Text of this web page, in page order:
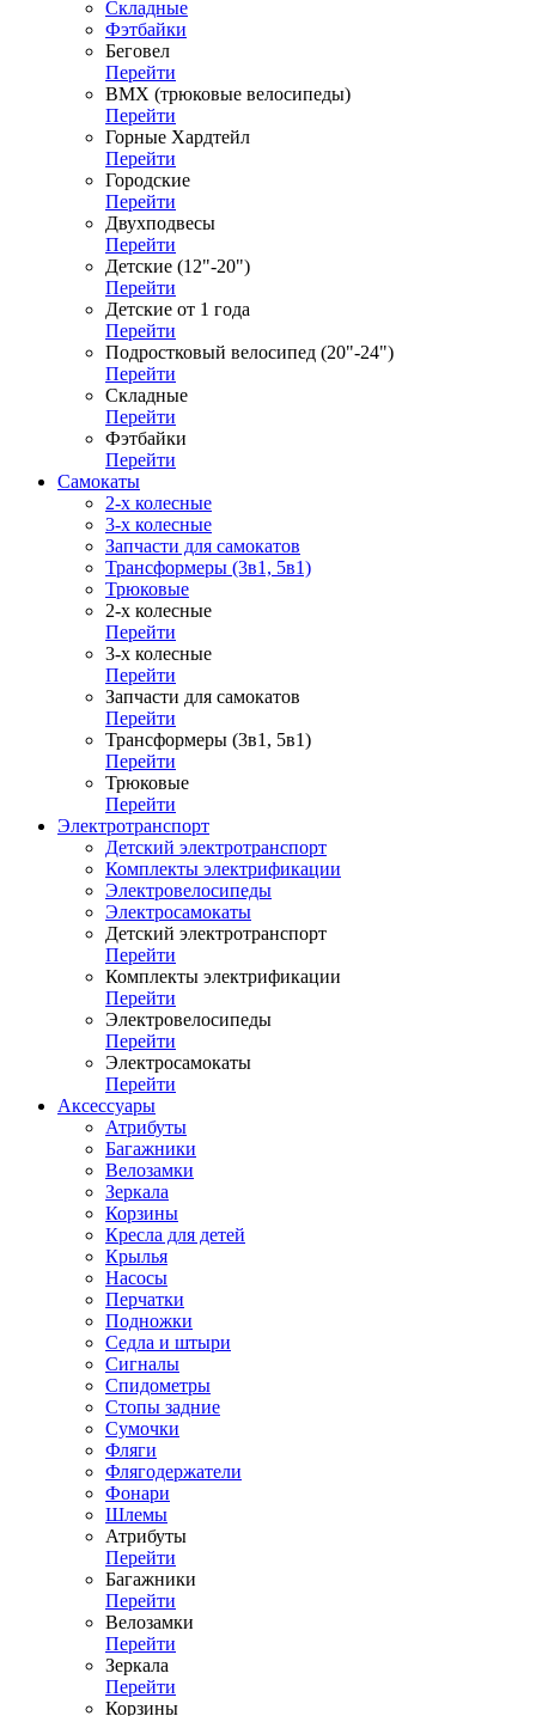
Складные
Фэтбайки
Беговел
Перейти
ВМХ (трюковые велосипеды)
Перейти
Горные Хардтейл
Перейти
Городские
Перейти
Двухподвесы
Перейти
Детские (12"-20")
Перейти
Детские от 1 года
Перейти
Подростковый велосипед (20"-24")
Перейти
Складные
Перейти
Фэтбайки
Перейти
Самокаты
2-х колесные
3-х колесные
Запчасти для самокатов
Трансформеры (3в1, 5в1)
Трюковые
2-х колесные
Перейти
3-х колесные
Перейти
Запчасти для самокатов
Перейти
Трансформеры (3в1, 5в1)
Перейти
Трюковые
Перейти
Электротранспорт
Детский электротранспорт
Комплекты электрификации
Электровелосипеды
Электросамокаты
Детский электротранспорт
Перейти
Комплекты электрификации
Перейти
Электровелосипеды
Перейти
Электросамокаты
Перейти
Аксессуары
Атрибуты
Багажники
Велозамки
Зеркала
Корзины
Кресла для детей
Крылья
Насосы
Перчатки
Подножки
Седла и штыри
Сигналы
Спидометры
Стопы задние
Сумочки
Фляги
Флягодержатели
Фонари
Шлемы
Атрибуты
Перейти
Багажники
Перейти
Велозамки
Перейти
Зеркала
Перейти
Корзины